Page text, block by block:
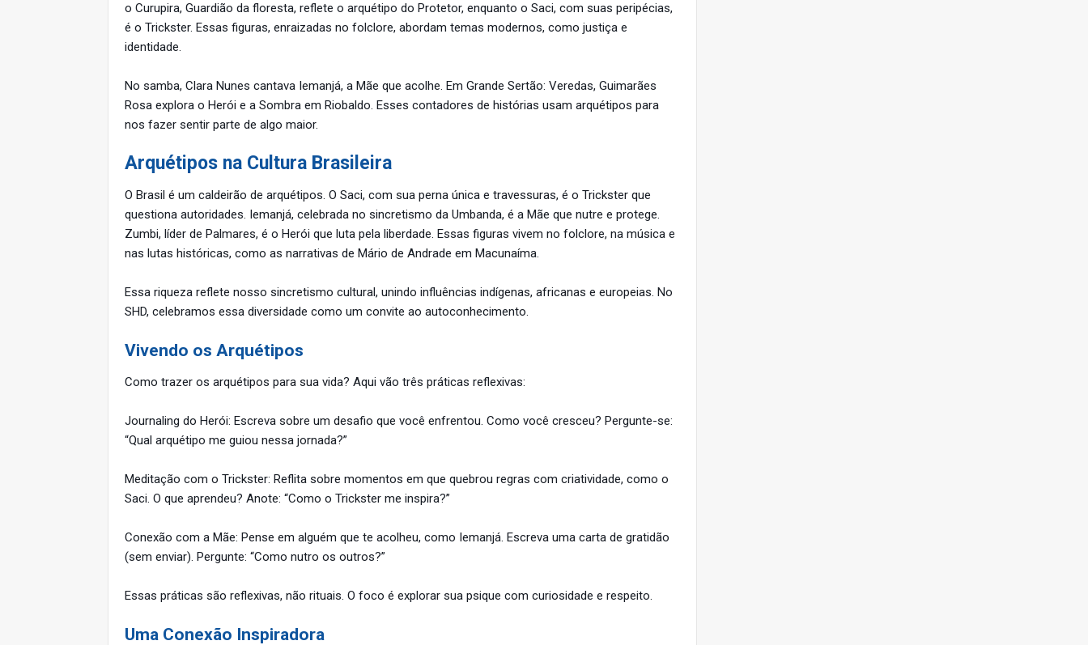
o Curupira, Guardião da floresta, reflete o arquétipo do Protetor, enquanto o Saci, com suas peripécias,
é o Trickster. Essas figuras, enraizadas no folclore, abordam temas modernos, como justiça e
identidade.
No samba, Clara Nunes cantava Iemanjá, a Mãe que acolhe. Em Grande Sertão: Veredas, Guimarães
Rosa explora o Herói e a Sombra em Riobaldo. Esses contadores de histórias usam arquétipos para
nos fazer sentir parte de algo maior.
Arquétipos na Cultura Brasileira
O Brasil é um caldeirão de arquétipos. O Saci, com sua perna única e travessuras, é o Trickster que
questiona autoridades. Iemanjá, celebrada no sincretismo da Umbanda, é a Mãe que nutre e protege.
Zumbi, líder de Palmares, é o Herói que luta pela liberdade. Essas figuras vivem no folclore, na música e
nas lutas históricas, como as narrativas de Mário de Andrade em Macunaíma.
Essa riqueza reflete nosso sincretismo cultural, unindo influências indígenas, africanas e europeias. No
SHD, celebramos essa diversidade como um convite ao autoconhecimento.
Vivendo os Arquétipos
Como trazer os arquétipos para sua vida? Aqui vão três práticas reflexivas:
Journaling do Herói: Escreva sobre um desafio que você enfrentou. Como você cresceu? Pergunte-se:
“Qual arquétipo me guiou nessa jornada?”
Meditação com o Trickster: Reflita sobre momentos em que quebrou regras com criatividade, como o
Saci. O que aprendeu? Anote: “Como o Trickster me inspira?”
Conexão com a Mãe: Pense em alguém que te acolheu, como Iemanjá. Escreva uma carta de gratidão
(sem enviar). Pergunte: “Como nutro os outros?”
Essas práticas são reflexivas, não rituais. O foco é explorar sua psique com curiosidade e respeito.
Uma Conexão Inspiradora